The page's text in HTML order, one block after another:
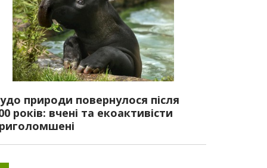
природи повернулося після
років: вчені та екоактивісти